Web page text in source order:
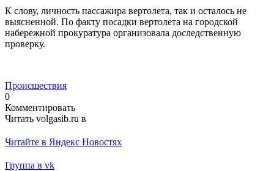
К слову, личность пассажира вертолета, так и осталось не
выясненной. По факту посадки вертолета на городской
набережной прокуратура организовала доследственную
проверку.
Происшествия
0
Комментировать
Читать volgasib.ru в
Читайте в Яндекс Новостях
Группа в vk